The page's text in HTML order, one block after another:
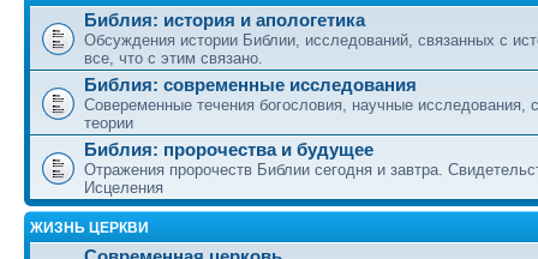
Библия: история и апологетика
Обсуждения истории Библии, исследований, связанных с
все, что с этим связано.
Библия: современные исследования
Совеременные течения богословия, научные исследования,
теории
Библия: пророчества и будущее
Отражения пророчеств Библии сегодня и завтра.
Исцеления
ЖИЗНЬ ЦЕРКВИ